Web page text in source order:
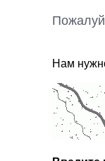
Нам